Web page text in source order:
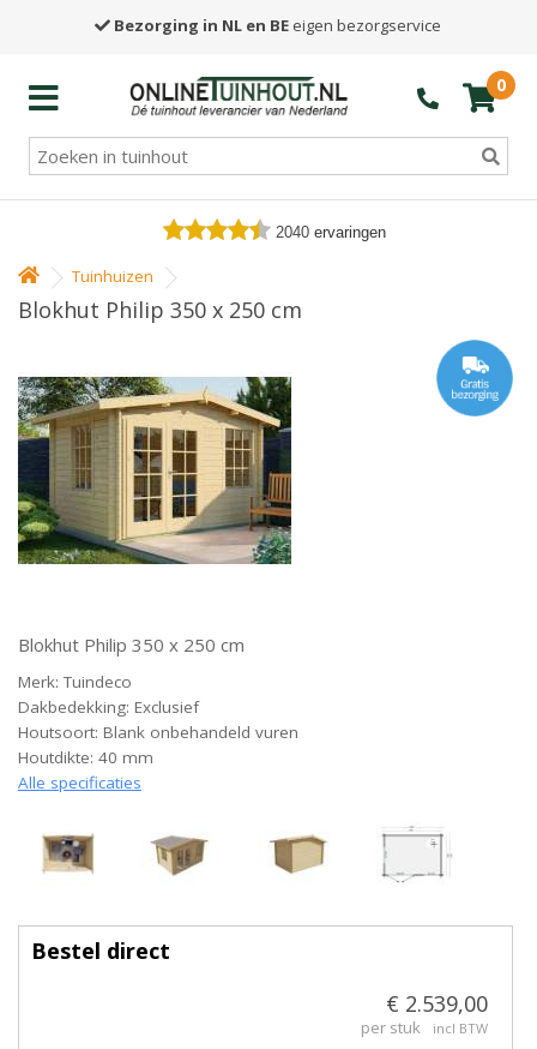
Bezorging in NL en BE eigen bezorgservice
0
2040 ervaringen
Tuinhuizen
Blokhut Philip 350 x 250 cm
Blokhut Philip 350 x 250 cm
Merk: Tuindeco
Dakbedekking: Exclusief
Houtsoort: Blank onbehandeld vuren
Houtdikte: 40 mm
Alle specificaties
Bestel direct
€ 2.539,00
per stuk incl BTW